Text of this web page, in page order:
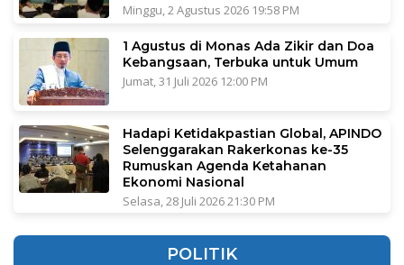
Minggu, 2 Agustus 2026 19:58 PM
1 Agustus di Monas Ada Zikir dan Doa
Kebangsaan, Terbuka untuk Umum
Jumat, 31 Juli 2026 12:00 PM
Hadapi Ketidakpastian Global, APINDO
Selenggarakan Rakerkonas ke-35
Rumuskan Agenda Ketahanan
Ekonomi Nasional
Selasa, 28 Juli 2026 21:30 PM
POLITIK